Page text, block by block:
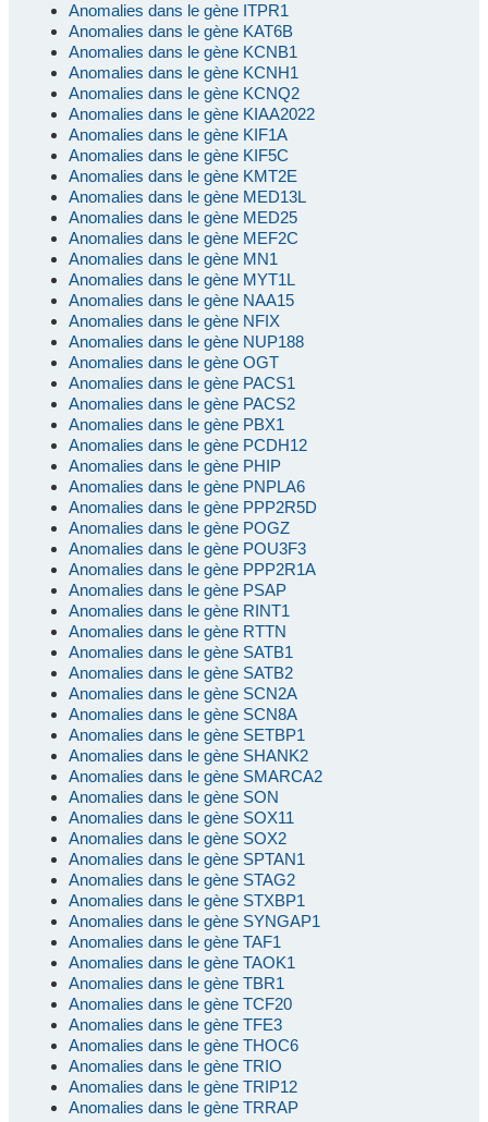
Anomalies dans le gène ITPR1
Anomalies dans le gène KAT6B
Anomalies dans le gène KCNB1
Anomalies dans le gène KCNH1
Anomalies dans le gène KCNQ2
Anomalies dans le gène KIAA2022
Anomalies dans le gène KIF1A
Anomalies dans le gène KIF5C
Anomalies dans le gène KMT2E
Anomalies dans le gène MED13L
Anomalies dans le gène MED25
Anomalies dans le gène MEF2C
Anomalies dans le gène MN1
Anomalies dans le gène MYT1L
Anomalies dans le gène NAA15
Anomalies dans le gène NFIX
Anomalies dans le gène NUP188
Anomalies dans le gène OGT
Anomalies dans le gène PACS1
Anomalies dans le gène PACS2
Anomalies dans le gène PBX1
Anomalies dans le gène PCDH12
Anomalies dans le gène PHIP
Anomalies dans le gène PNPLA6
Anomalies dans le gène PPP2R5D
Anomalies dans le gène POGZ
Anomalies dans le gène POU3F3
Anomalies dans le gène PPP2R1A
Anomalies dans le gène PSAP
Anomalies dans le gène RINT1
Anomalies dans le gène RTTN
Anomalies dans le gène SATB1
Anomalies dans le gène SATB2
Anomalies dans le gène SCN2A
Anomalies dans le gène SCN8A
Anomalies dans le gène SETBP1
Anomalies dans le gène SHANK2
Anomalies dans le gène SMARCA2
Anomalies dans le gène SON
Anomalies dans le gène SOX11
Anomalies dans le gène SOX2
Anomalies dans le gène SPTAN1
Anomalies dans le gène STAG2
Anomalies dans le gène STXBP1
Anomalies dans le gène SYNGAP1
Anomalies dans le gène TAF1
Anomalies dans le gène TAOK1
Anomalies dans le gène TBR1
Anomalies dans le gène TCF20
Anomalies dans le gène TFE3
Anomalies dans le gène THOC6
Anomalies dans le gène TRIO
Anomalies dans le gène TRIP12
Anomalies dans le gène TRRAP